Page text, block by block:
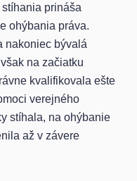
prináša
ohýbania práva.
nakoniec bývalá
na začiatku
kvalifikovala ešte
verejného
stíhala, na ohýbanie
až v závere